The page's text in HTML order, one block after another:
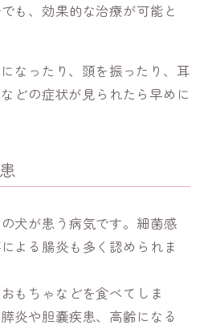
も、効果的な治療が可能と
なったり、頭を振ったり、耳
どの症状が見られたら早めに
犬が患う病気です。細菌感
よる腸炎も多く認められま
もちゃなどを食べてしま
炎や胆嚢疾患、高齢になる